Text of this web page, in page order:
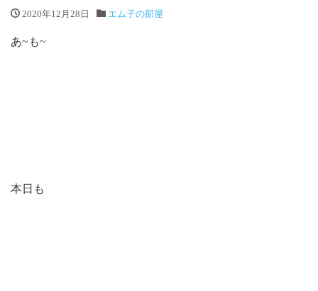
2020年12月28日 エム子の部屋
あ~も~
本日も